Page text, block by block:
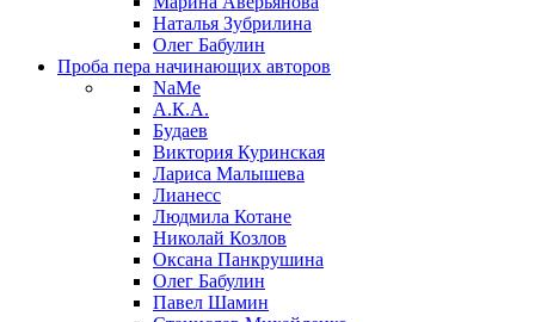
Наталья Зубрилина
Олег Бабулин
Проба пера начинающих авторов
NaMe
А.К.А.
Будаев
Виктория Куринская
Лариса Малышева
Лианесс
Людмила Котане
Николай Козлов
Оксана Панкрушина
Олег Бабулин
Павел Шамин